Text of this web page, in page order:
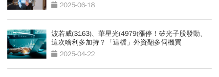
2025-06-18
波若威(3163)、華星光(4979)漲停！矽光子股發動、
這次啥利多加持？「這檔」外資翻多伺機買
2025-04-22